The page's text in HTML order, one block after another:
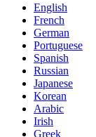
English
French
German
Portuguese
Spanish
Russian
Japanese
Korean
Arabic
Irish
Greek